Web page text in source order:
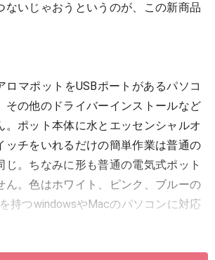
ないじゃおうというのが、この新商品
ロマポットをUSBポートがあるパソコ
その他のドライバーインストールなど
。ポット本体に水とエッセンシャルオ
ッチをいれるだけの簡単作業は普通の
じ。ちなみに形も普通の電気式ポット
ん。色はホワイト、ピンク、ブルーの
持つwindowsやMacのパソコンに対応